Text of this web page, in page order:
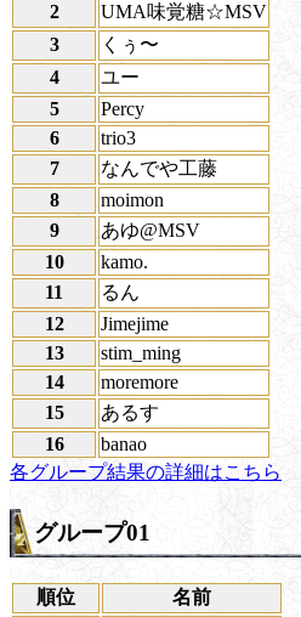
2
UMA味覚糖☆MSV
3
くぅ〜
4
ユー
5
Percy
6
trio3
7
なんでや工藤
8
moimon
9
あゆ@MSV
10
kamo.
11
るん
12
Jimejime
13
stim_ming
14
moremore
15
あるす
16
banao
各グループ結果の詳細はこちら
グループ01
順位
名前